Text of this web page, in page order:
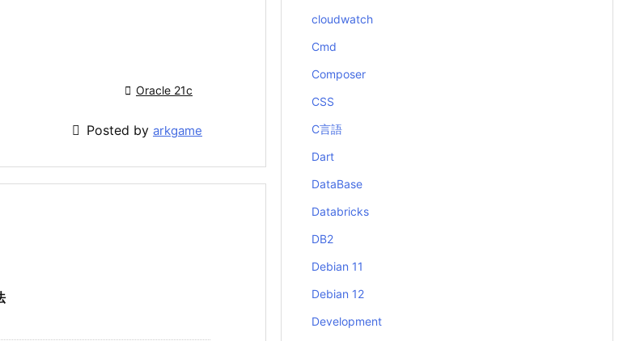
 Oracle 21c
 Posted by arkgame
cloudwatch
Cmd
Composer
CSS
C言語
Dart
DataBase
Databricks
DB2
Debian 11
Debian 12
Development